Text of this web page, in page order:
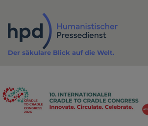
Inhalt
Der säkulare Blick auf die Welt.
Advertising